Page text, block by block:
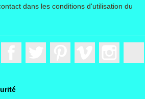
dans les conditions d'utilisation du